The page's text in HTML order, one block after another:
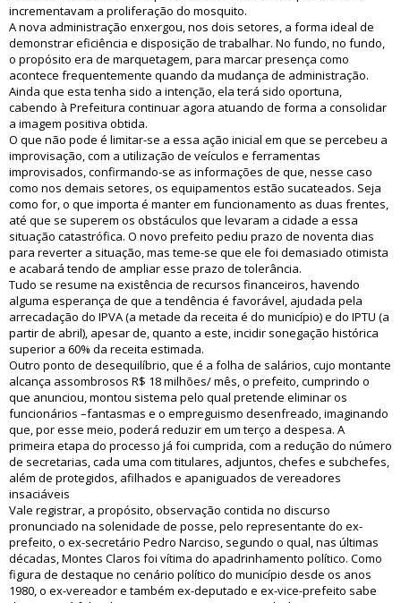
incrementavam a proliferação do mosquito.
A nova administração enxergou, nos dois setores, a forma ideal de
demonstrar eficiência e disposição de trabalhar. No fundo, no fundo,
o propósito era de marquetagem, para marcar presença como
acontece frequentemente quando da mudança de administração.
Ainda que esta tenha sido a intenção, ela terá sido oportuna,
cabendo à Prefeitura continuar agora atuando de forma a consolidar
a imagem positiva obtida.
O que não pode é limitar-se a essa ação inicial em que se percebeu a
improvisação, com a utilização de veículos e ferramentas
improvisados, confirmando-se as informações de que, nesse caso
como nos demais setores, os equipamentos estão sucateados. Seja
como for, o que importa é manter em funcionamento as duas frentes,
até que se superem os obstáculos que levaram a cidade a essa
situação catastrófica. O novo prefeito pediu prazo de noventa dias
para reverter a situação, mas teme-se que ele foi demasiado otimista
e acabará tendo de ampliar esse prazo de tolerância.
Tudo se resume na existência de recursos financeiros, havendo
alguma esperança de que a tendência é favorável, ajudada pela
arrecadação do IPVA (a metade da receita é do município) e do IPTU (a
partir de abril), apesar de, quanto a este, incidir sonegação histórica
superior a 60% da receita estimada.
Outro ponto de desequilíbrio, que é a folha de salários, cujo montante
alcança assombrosos R$ 18 milhões/ mês, o prefeito, cumprindo o
que anunciou, montou sistema pelo qual pretende eliminar os
funcionários –fantasmas e o empreguismo desenfreado, imaginando
que, por esse meio, poderá reduzir em um terço a despesa. A
primeira etapa do processo já foi cumprida, com a redução do número
de secretarias, cada uma com titulares, adjuntos, chefes e subchefes,
além de protegidos, afilhados e apaniguados de vereadores
insaciáveis
Vale registrar, a propósito, observação contida no discurso
pronunciado na solenidade de posse, pelo representante do ex-
prefeito, o ex-secretário Pedro Narciso, segundo o qual, nas últimas
décadas, Montes Claros foi vítima do apadrinhamento político. Como
figura de destaque no cenário político do município desde os anos
1980, o ex-vereador e também ex-deputado e ex-vice-prefeito sabe